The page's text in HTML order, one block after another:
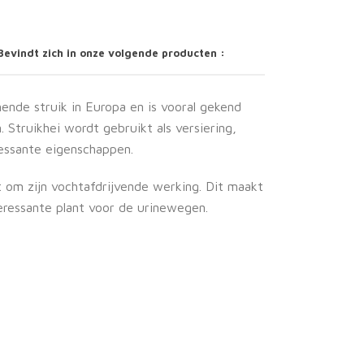
zich in onze volgende producten :
struik in Europa en is vooral gekend
Struikhei wordt gebruikt als versiering,
eigenschappen.
zijn vochtafdrijvende werking. Dit maakt
plant voor de urinewegen.